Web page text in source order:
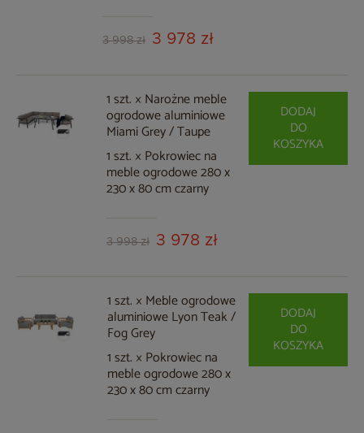
3 998 zł 3 978 zł
1 szt. × Narożne meble
ogrodowe aluminiowe
Miami Grey / Taupe
1 szt. × Pokrowiec na
meble ogrodowe 280 x
230 x 80 cm czarny
3 998 zł 3 978 zł
DODAJ
DO
KOSZYKA
1 szt. × Meble ogrodowe
aluminiowe Lyon Teak /
Fog Grey
1 szt. × Pokrowiec na
meble ogrodowe 280 x
230 x 80 cm czarny
DODAJ
DO
KOSZYKA